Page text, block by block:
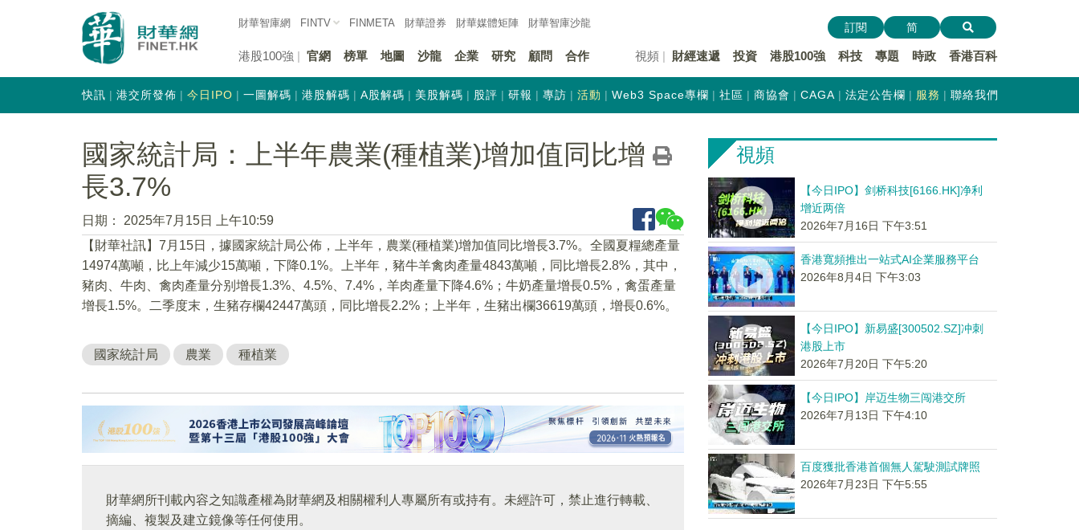
財華智庫網 FINTV FINMETA 財華證券 財華媒體矩陣 財華智庫沙龍
港股100強 官網 榜單 地圖 沙龍 企業 研究 顧問 合作 視頻 財經速遞 投資 港股100強 科技 專題 時政 香港百科
訂閱 简
快訊 港交所發佈 今日IPO 一圖解碼 港股解碼 A股解碼 美股解碼 股評 研報 專訪 活動 Web3 Space專欄 社區 商協會 CAGA 法定公告欄 服務 聯絡我們
國家統計局：上半年農業(種植業)增加值同比增
長3.7%
日期：
2025年7月15日 上午10:59
【財華社訊】7月15日，據國家統計局公佈，上半年，農業(種植業)增加值同比增長3.7%。全國夏糧總產量
14974萬噸，比上年減少15萬噸，下降0.1%。上半年，豬牛羊禽肉產量4843萬噸，同比增長2.8%，其中，
豬肉、牛肉、禽肉產量分别增長1.3%、4.5%、7.4%，羊肉產量下降4.6%；牛奶產量增長0.5%，禽蛋產量
增長1.5%。二季度末，生豬存欄42447萬頭，同比增長2.2%；上半年，生豬出欄36619萬頭，增長0.6%。
國家統計局 農業 種植業
財華網所刊載內容之知識產權為財華網及相關權利人專屬所有或持有。未經許可，禁止進行轉載、
摘編、複製及建立鏡像等任何使用。
視頻
【今日IPO】剑桥科技[6166.HK]净利
增近两倍
2026年7月16日 下午3:51
香港寬頻推出一站式AI企業服務平台
2026年8月4日 下午3:03
【今日IPO】新易盛[300502.SZ]冲刺
港股上市
2026年7月20日 下午5:20
【今日IPO】岸迈生物三闯港交所
2026年7月13日 下午4:10
百度獲批香港首個無人駕駛測試牌照
2026年7月23日 下午5:55